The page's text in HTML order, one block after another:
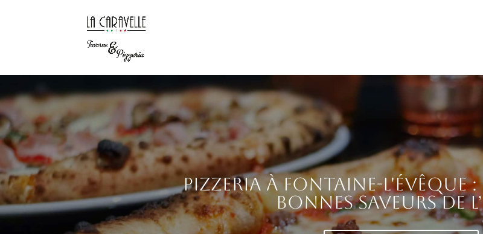
Pizzeria à Fontaine-l'Évêque
bonnes saveurs de